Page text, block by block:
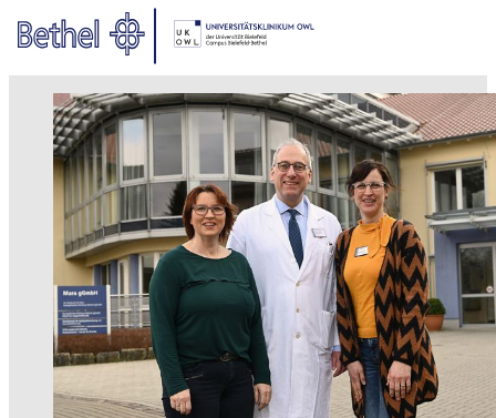
Zum Hauptinhalt springen
Zur Fußzeile springen
Bethel - Klinikleitung